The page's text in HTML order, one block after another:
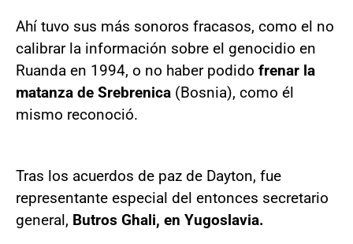
Ahí tuvo sus más sonoros fracasos, como el no
calibrar la información sobre el genocidio en
Ruanda en 1994, o no haber podido frenar la
matanza de Srebrenica (Bosnia), como él
mismo reconoció.
Tras los acuerdos de paz de Dayton, fue
representante especial del entonces secretario
general, Butros Ghali, en Yugoslavia.